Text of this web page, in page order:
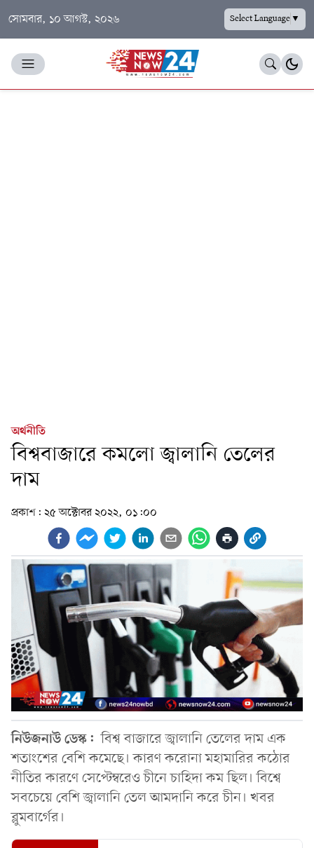
সোমবার, ১০ আগস্ট, ২০২৬ Select Language▼
অর্থনীতি
বিশ্ববাজারে কমলো জ্বালানি তেলের
দাম
প্রকাশ: ২৫ অক্টোবর ২০২২, ০১:০০
নিউজনাউ ডেস্ক: বিশ্ব বাজারে জ্বালানি তেলের দাম এক
শতাংশের বেশি কমেছে। কারণ করোনা মহামারির কঠোর
নীতির কারণে সেপ্টেম্বরেও চীনে চাহিদা কম ছিল। বিশ্বে
সবচেয়ে বেশি জ্বালানি তেল আমদানি করে চীন। খবর
ব্লুমবার্গের।